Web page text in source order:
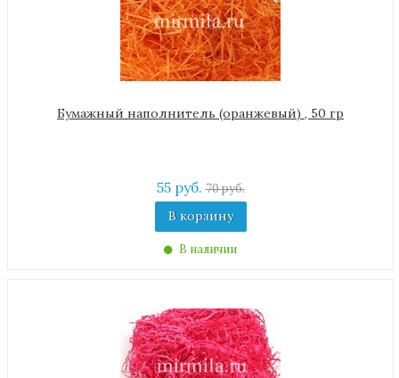
Бумажный наполнитель (оранжевый) , 50 гр
55 руб.70 руб.
В корзину
В наличии